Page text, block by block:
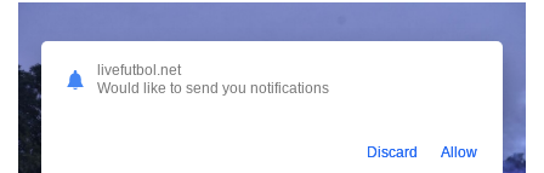
livefutbol.net
Would like to send you notifications
Discard Allow